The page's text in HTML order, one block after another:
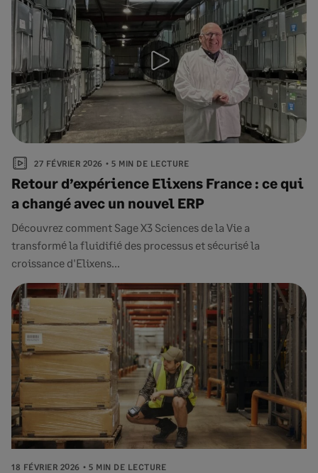
27 FÉVRIER 2026 5 MIN DE LECTURE
Retour d’expérience Elixens France : ce qui
a changé avec un nouvel ERP
Découvrez comment Sage X3 Sciences de la Vie a
transformé la fluidifié des processus et sécurisé la
croissance d'Elixens...
18 FÉVRIER 2026 5 MIN DE LECTURE